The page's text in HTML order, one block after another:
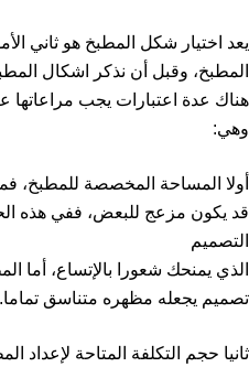
يعد اختيار شكل المطبخ هو ثاني
المطبخ، وقبل أن نذكر اشكال
هناك عدة اعتبارات يجب مراعاتها
وهي:
أولا المساحة المخصصة للمطبخ،
قد يكون مزعج للبعض، ففي هذه
التصميم
الذي يمنحك شعورا بالإتساع، أما
تصميم يجعله مظهره متناسق تماما.
ثانيا حجم التكلفة المتاحة لإعداد